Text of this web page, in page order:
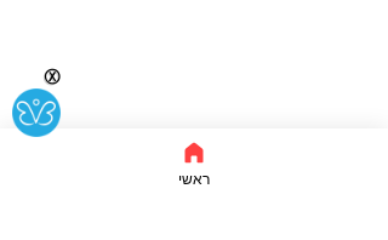
ראשי
Ⓧ